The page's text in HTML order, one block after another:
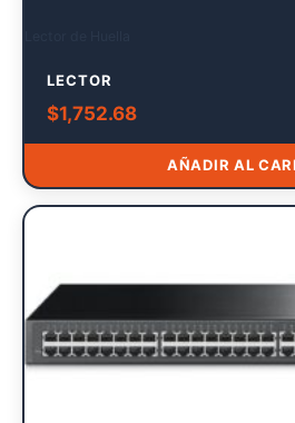
LECTOR
$1,752.68
AÑADIR AL